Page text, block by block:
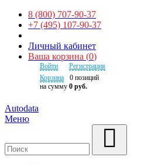
8 (800) 707-90-37
+7 (495) 107-90-37
Личный кабинет
Ваша корзина (0)
Войти
Регистрация
Корзина
0 позиций
на сумму 0 руб.
Autodata
Меню